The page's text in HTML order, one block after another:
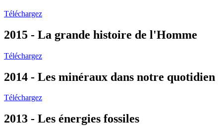
Téléchargez
2015 - La grande histoire de l'Homme
Téléchargez
2014 - Les minéraux dans notre quotidien
Téléchargez
2013 - Les énergies fossiles